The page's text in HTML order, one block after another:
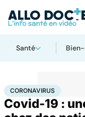
Santé
AccueilSantéMaladies
CORONAVIRUS
Covid-19 :